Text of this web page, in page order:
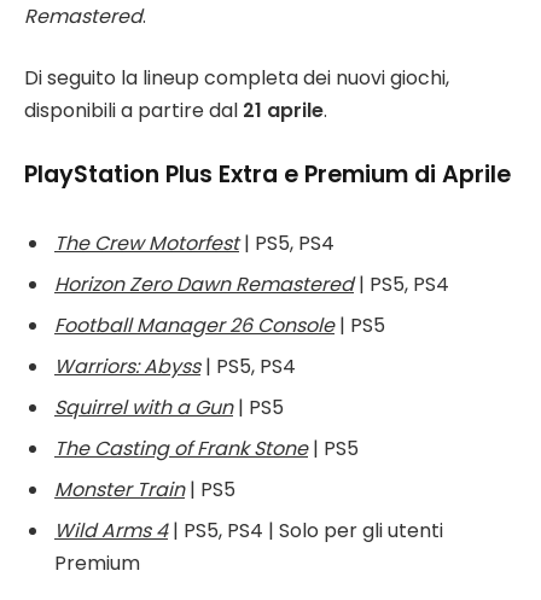
Remastered.
Di seguito la lineup completa dei nuovi giochi,
disponibili a partire dal 21 aprile.
PlayStation Plus Extra e Premium di Aprile
The Crew Motorfest| PS5, PS4
Horizon Zero Dawn Remastered| PS5, PS4
Football Manager 26 Console| PS5
Warriors: Abyss| PS5, PS4
Squirrel with a Gun| PS5
The Casting of Frank Stone| PS5
Monster Train| PS5
Wild Arms 4| PS5, PS4 | Solo per gli utenti
Premium